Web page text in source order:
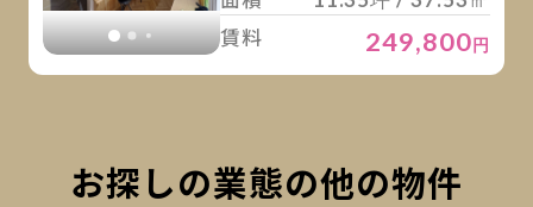
賃料 249,800円
お探しの業態の他の物件